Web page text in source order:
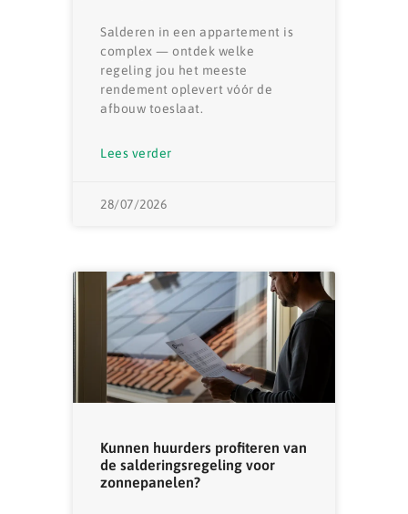
Salderen in een appartement is
complex — ontdek welke
regeling jou het meeste
rendement oplevert vóór de
afbouw toeslaat.
Lees verder
28/07/2026
Kunnen huurders profiteren van
de salderingsregeling voor
zonnepanelen?